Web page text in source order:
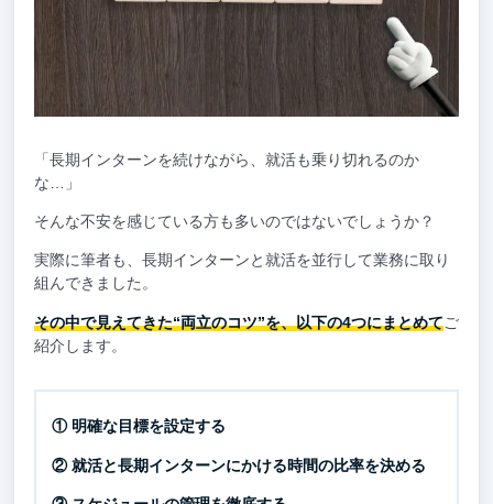
「長期インターンを続けながら、就活も乗り切れるのか
な…」
そんな不安を感じている方も多いのではないでしょうか？
実際に筆者も、長期インターンと就活を並行して業務に取り
組んできました。
その中で見えてきた“両立のコツ”を、以下の4つにまとめてご
紹介します。
① 明確な目標を設定する
② 就活と長期インターンにかける時間の比率を決める